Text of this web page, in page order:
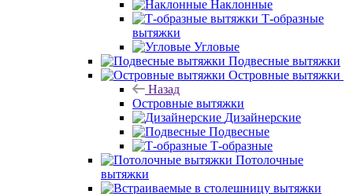
Наклонные
Т-образные
вытяжки
Угловые
Подвесные вытяжки
Островные вытяжки
Назад
Островные вытяжки
Дизайнерские
Подвесные
Т-образные
Потолочные
вытяжки